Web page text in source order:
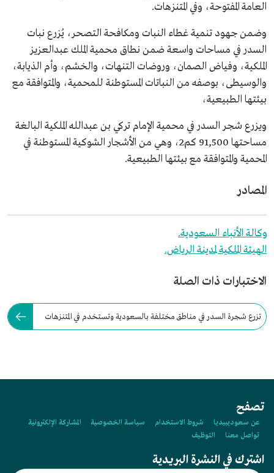
العامة المفتوحة، وفي المتنزهات.
وضمن جهود تنمية غطاء النبات ومكافحة التصحر، يُزرع نبات
السدر في مساحات واسعة ضمن نطاق محمية الملك عبدالعزيز
الملكية، وفياض الصمان، وروضات التنهات، والخشم، وأم الذيابة،
والوسيطى، بوصفه من النباتات المستوطنة للمحمية، والمتوافقة مع
بيئتها الطبيعية،
ويزرع شجر السدر في محمية الإمام تركي بن عبدالله الملكية البالغة
مساحتها 91,500 كم2، وهي من الأشجار الشوكية المستوطنة في
المحمية والمتوافقة مع بيئتها الطبيعية.
المصادر
وكالة الأنباء السعودية.
الهيئة الملكية لمدينة الرياض.
الاختبارات ذات الصلة
تزرع شجرة السدر في مناطق مختلفة بالسعودية وتستخدم في المتنزهات
تصفح
عن سعوديبيديا شروط الاستخدام سياسة الخصوصية
المشاركة الإلكترونية
تواصل معنا
التوظيف
اشترك في النشرة البريدية